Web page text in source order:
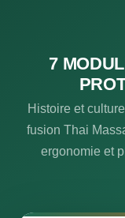
7
Histoire et
fusion Thai
ergonomie et